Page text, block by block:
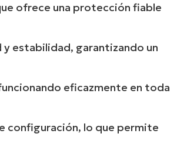
ofrece una protección fiable
y estabilidad, garantizando un
eficazmente en toda
configuración, lo que permite
your 14-day trial
full access to all features